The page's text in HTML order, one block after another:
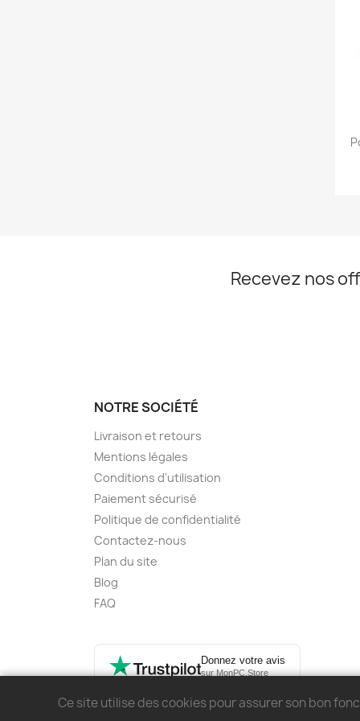
Recevez nos
NOTRE SOCIÉTÉ
Livraison et retours
Mentions légales
Conditions d'utilisation
Paiement sécurisé
Politique de confidentialité
Contactez-nous
Plan du site
Blog
FAQ
Donnez votre avis
sur MonPC.Store
Ce site utilise des cookies pour assurer son bon